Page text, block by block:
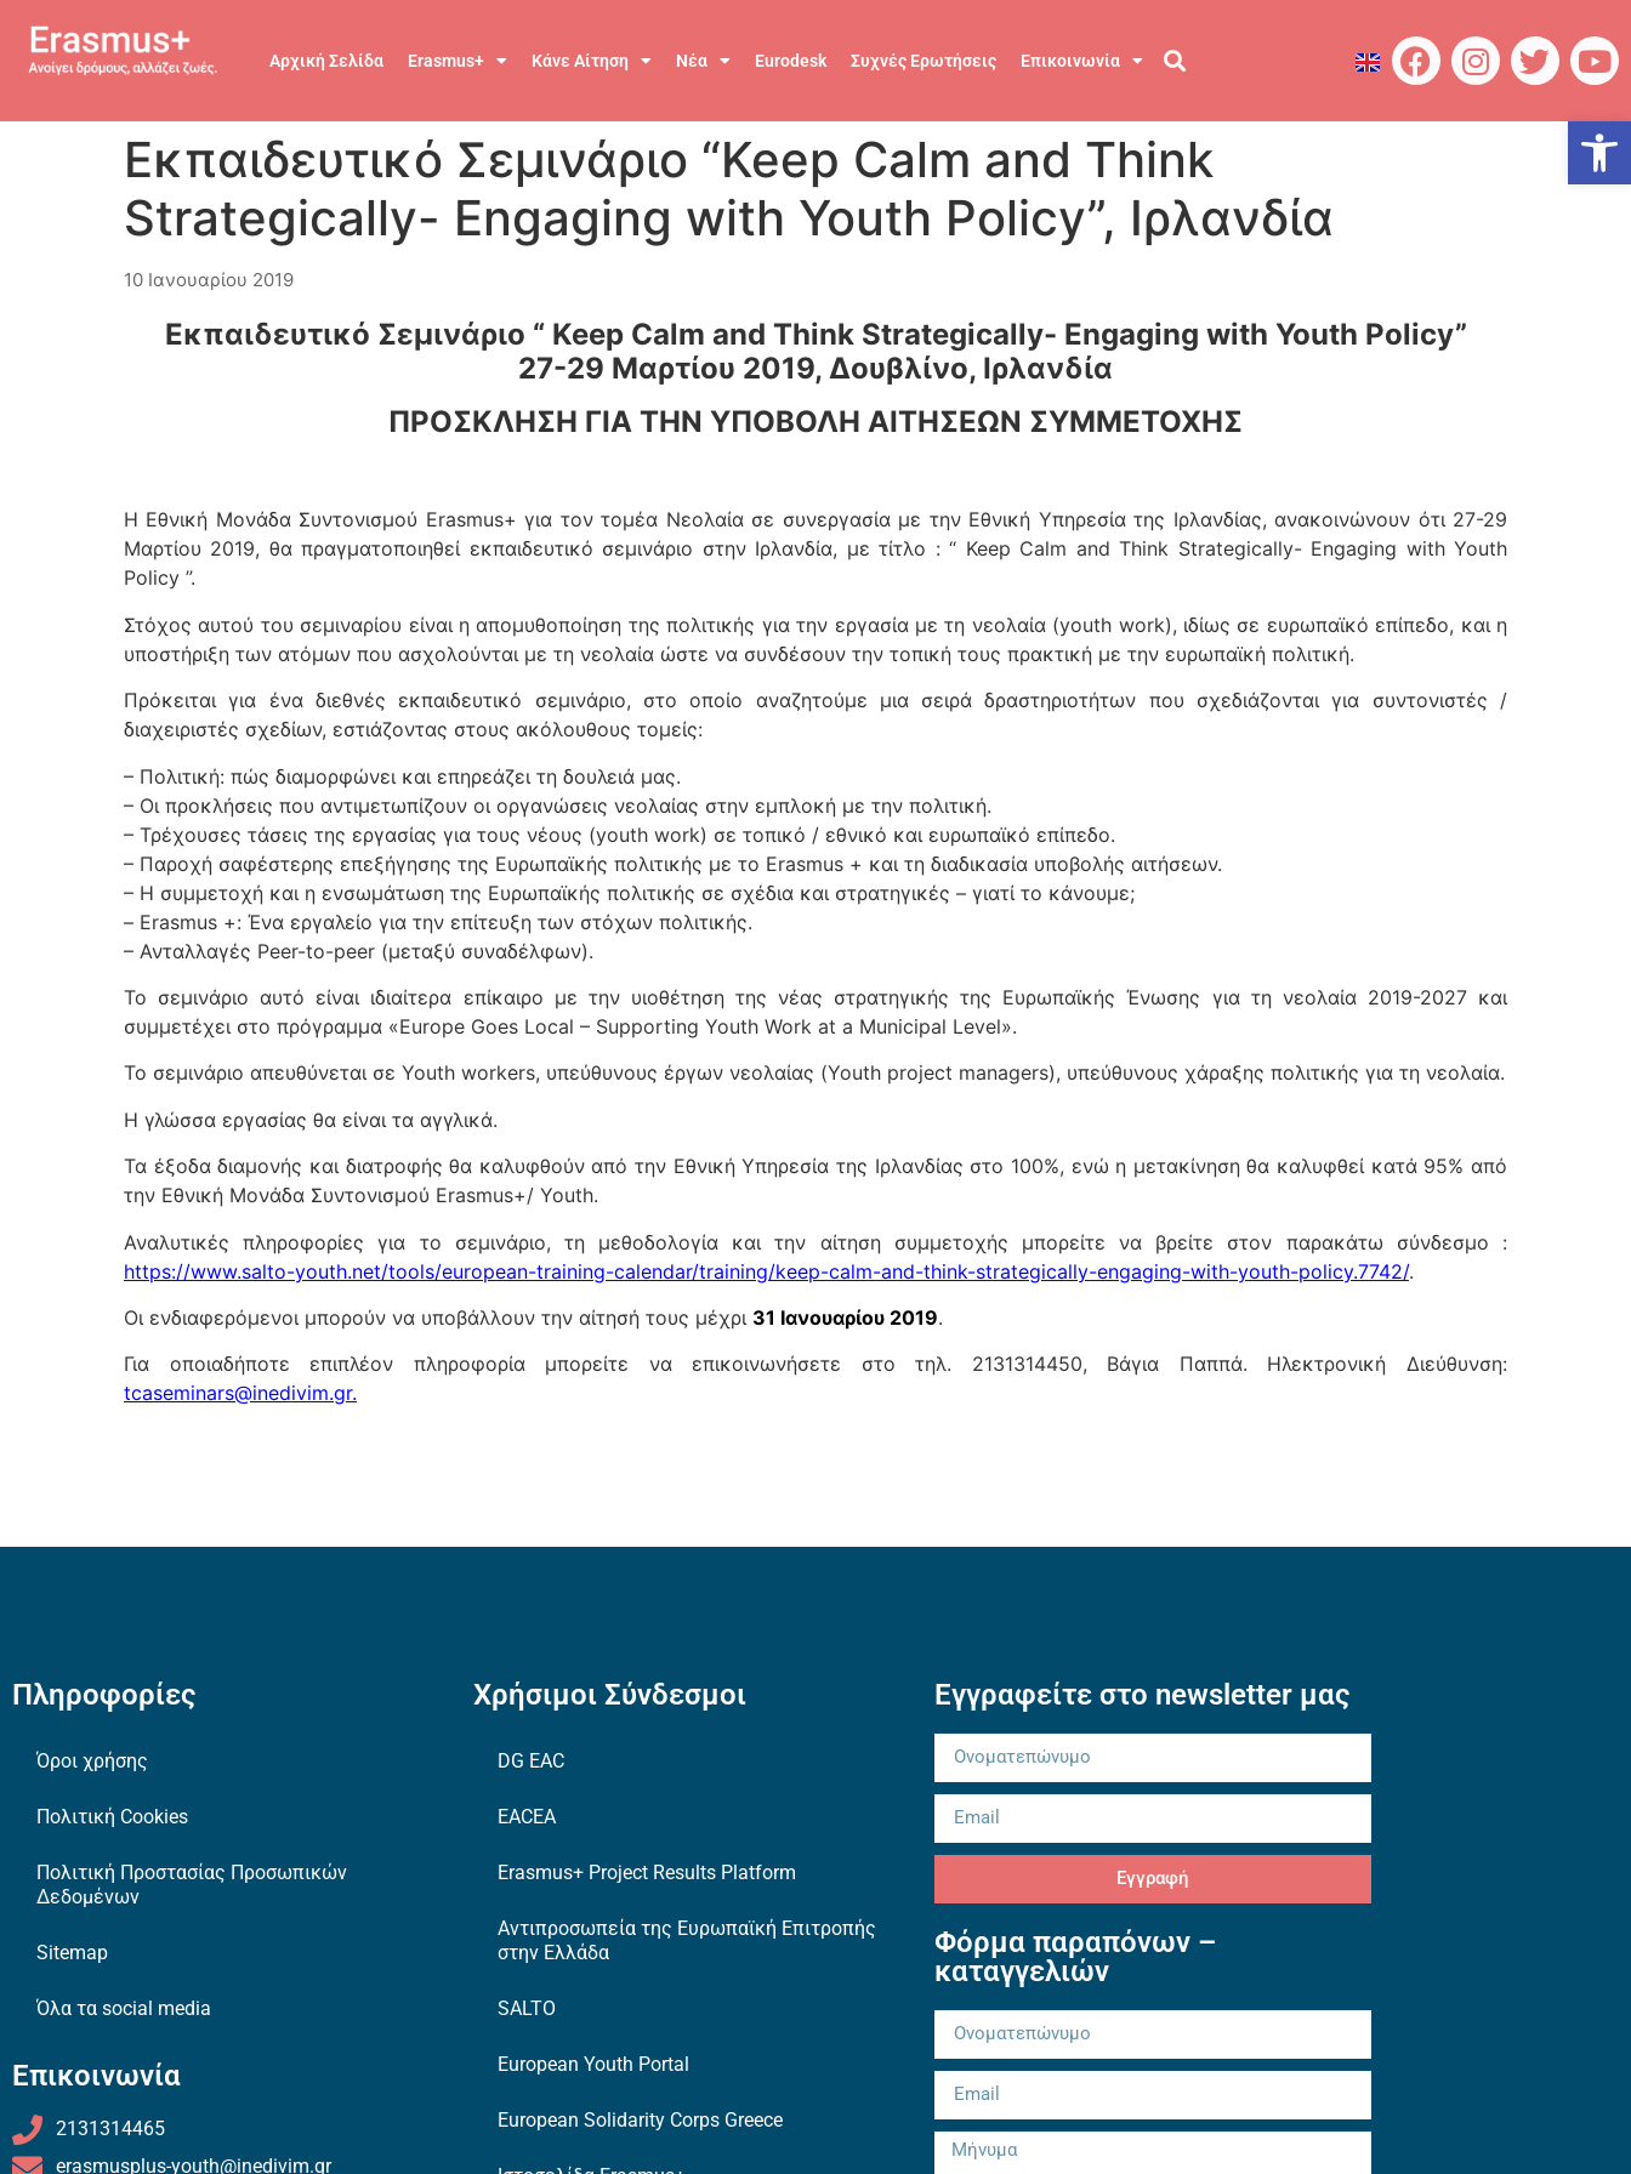
Αρχική Σελίδα Erasmus+ Κάνε Αίτηση Νέα Eurodesk Συχνές Ερωτήσεις Επικοινωνία
Εκπαιδευτικό Σεμινάριο “Keep Calm and Think
Strategically- Engaging with Youth Policy”, Ιρλανδία
10 Ιανουαρίου 2019
Εκπαιδευτικό Σεμινάριο “ Keep Calm and Think Strategically- Engaging with Youth Policy”
27-29 Μαρτίου 2019, Δουβλίνο, Ιρλανδία
ΠΡΟΣΚΛΗΣΗ ΓΙΑ ΤΗΝ ΥΠΟΒΟΛΗ ΑΙΤΗΣΕΩΝ ΣΥΜΜΕΤΟΧΗΣ
Η Εθνική Μονάδα Συντονισμού Erasmus+ για τον τομέα Νεολαία σε συνεργασία με την Εθνική Υπηρεσία της Ιρλανδίας, ανακοινώνουν ότι 27-29
Μαρτίου 2019, θα πραγματοποιηθεί εκπαιδευτικό σεμινάριο στην Ιρλανδία, με τίτλο : “ Keep Calm and Think Strategically- Engaging with Youth
Policy ”.
Στόχος αυτού του σεμιναρίου είναι η απομυθοποίηση της πολιτικής για την εργασία με τη νεολαία (youth work), ιδίως σε ευρωπαϊκό επίπεδο, και η
υποστήριξη των ατόμων που ασχολούνται με τη νεολαία ώστε να συνδέσουν την τοπική τους πρακτική με την ευρωπαϊκή πολιτική.
Πρόκειται για ένα διεθνές εκπαιδευτικό σεμινάριο, στο οποίο αναζητούμε μια σειρά δραστηριοτήτων που σχεδιάζονται για συντονιστές /
διαχειριστές σχεδίων, εστιάζοντας στους ακόλουθους τομείς:
– Πολιτική: πώς διαμορφώνει και επηρεάζει τη δουλειά μας.
– Οι προκλήσεις που αντιμετωπίζουν οι οργανώσεις νεολαίας στην εμπλοκή με την πολιτική.
– Τρέχουσες τάσεις της εργασίας για τους νέους (youth work) σε τοπικό / εθνικό και ευρωπαϊκό επίπεδο.
– Παροχή σαφέστερης επεξήγησης της Ευρωπαϊκής πολιτικής με το Erasmus + και τη διαδικασία υποβολής αιτήσεων.
– Η συμμετοχή και η ενσωμάτωση της Ευρωπαϊκής πολιτικής σε σχέδια και στρατηγικές – γιατί το κάνουμε;
– Erasmus +: Ένα εργαλείο για την επίτευξη των στόχων πολιτικής.
– Ανταλλαγές Peer-to-peer (μεταξύ συναδέλφων).
Το σεμινάριο αυτό είναι ιδιαίτερα επίκαιρο με την υιοθέτηση της νέας στρατηγικής της Ευρωπαϊκής Ένωσης για τη νεολαία 2019-2027 και
συμμετέχει στο πρόγραμμα «Europe Goes Local – Supporting Youth Work at a Municipal Level».
Το σεμινάριο απευθύνεται σε Youth workers, υπεύθυνους έργων νεολαίας (Youth project managers), υπεύθυνους χάραξης πολιτικής για τη νεολαία.
Η γλώσσα εργασίας θα είναι τα αγγλικά.
Τα έξοδα διαμονής και διατροφής θα καλυφθούν από την Εθνική Υπηρεσία της Ιρλανδίας στο 100%, ενώ η μετακίνηση θα καλυφθεί κατά 95% από
την Εθνική Μονάδα Συντονισμού Erasmus+/ Youth.
Αναλυτικές πληροφορίες για το σεμινάριο, τη μεθοδολογία και την αίτηση συμμετοχής μπορείτε να βρείτε στον παρακάτω σύνδεσμο :
https://www.salto-youth.net/tools/european-training-calendar/training/keep-calm-and-think-strategically-engaging-with-youth-policy.7742/.
Οι ενδιαφερόμενοι μπορούν να υποβάλλουν την αίτησή τους μέχρι 31 Ιανουαρίου 2019.
Για οποιαδήποτε επιπλέον πληροφορία μπορείτε να επικοινωνήσετε στο τηλ. 2131314450, Βάγια Παππά. Ηλεκτρονική Διεύθυνση:
tcaseminars@inedivim.gr.
Πληροφορίες
Όροι χρήσης
Πολιτική Cookies
Πολιτική Προστασίας Προσωπικών
Δεδομένων
Sitemap
Όλα τα social media
Επικοινωνία
2131314465
erasmusplus-youth@inedivim.gr
Χρήσιμοι Σύνδεσμοι
DG EAC
EACEA
Erasmus+ Project Results Platform
Αντιπροσωπεία της Ευρωπαϊκή Επιτροπής
στην Ελλάδα
SALTO
European Youth Portal
European Solidarity Corps Greece
Εγγραφείτε στο newsletter μας
Εγγραφή
Φόρμα παραπόνων –
καταγγελιών